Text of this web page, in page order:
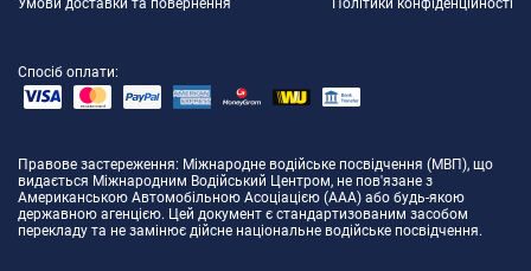
Умови доставки та повернення Політики конфіденційності
Спосіб оплати:
Правове застереження: Міжнародне водійське посвідчення (МВП), що
видається Міжнародним Водійський Центром, не пов'язане з
Американською Автомобільною Асоціацією (AAA) або будь-якою
державною агенцією. Цей документ є стандартизованим засобом
перекладу та не замінює дійсне національне водійське посвідчення.